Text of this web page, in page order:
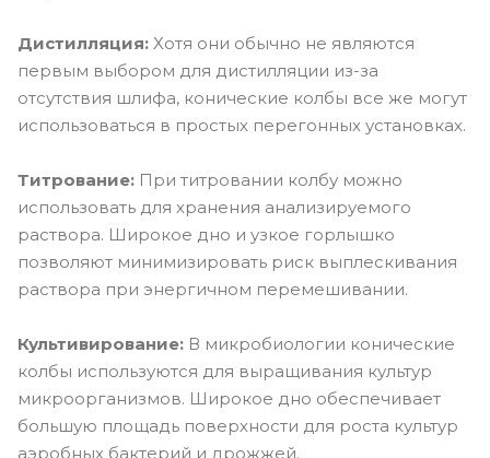
Дистилляция: Хотя они обычно не являются
первым выбором для дистилляции из-за
отсутствия шлифа, конические колбы все же могут
использоваться в простых перегонных установках.
Титрование: При титровании колбу можно
использовать для хранения анализируемого
раствора. Широкое дно и узкое горлышко
позволяют минимизировать риск выплескивания
раствора при энергичном перемешивании.
Культивирование: В микробиологии конические
колбы используются для выращивания культур
микроорганизмов. Широкое дно обеспечивает
большую площадь поверхности для роста культур
аэробных бактерий и дрожжей.